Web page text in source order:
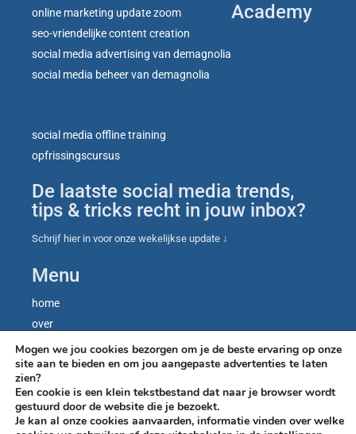
online marketing update zoom
seo-vriendelijke content creation
social media advertising van demagnolia
social media beheer van demagnolia
Academy
social media offline training
opfrissingscursus
De laatste social media trends,
tips & tricks recht in jouw inbox?
Schrijf hier in voor onze wekelijkse update ↓
Menu
home
over
blog
let’s talk
Mogen we jou cookies bezorgen om je de beste ervaring op onze
site aan te bieden en om jou aangepaste advertenties te laten
zien?
Een cookie is een klein tekstbestand dat naar je browser wordt
gestuurd door de website die je bezoekt.
Je kan al onze cookies aanvaarden, informatie vinden over welke